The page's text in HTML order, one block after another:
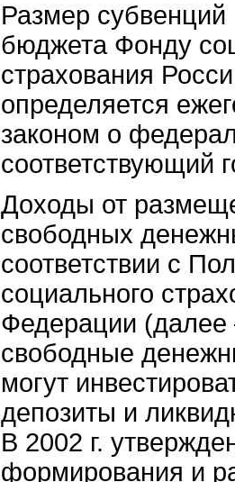
Размер
бюджета Фонду
страхования
определяется
законом о
соответствующий
Доходы от
свободных
соответствии с
социального
Федерации
свободные
могут
депозиты и
В 2002 г.
формирования и